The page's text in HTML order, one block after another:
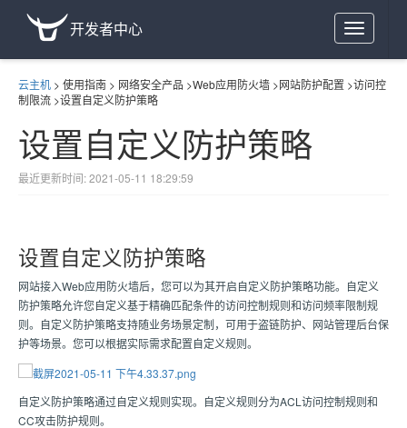
Toggle
navigation
开发者中心
云主机 > 使用指南 > 网络安全产品 >Web应用防火墙 >网站防护配置 >访问控
制限流 >设置自定义防护策略
设置自定义防护策略
最近更新时间: 2021-05-11 18:29:59
设置自定义防护策略
网站接入Web应用防火墙后，您可以为其开启自定义防护策略功能。自定义
防护策略允许您自定义基于精确匹配条件的访问控制规则和访问频率限制规
则。自定义防护策略支持随业务场景定制，可用于盗链防护、网站管理后台保
护等场景。您可以根据实际需求配置自定义规则。
自定义防护策略通过自定义规则实现。自定义规则分为ACL访问控制规则和
CC攻击防护规则。